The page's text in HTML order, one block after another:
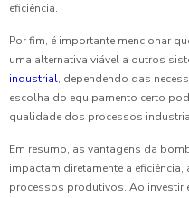
eficiência.
Por fim, é importante mencionar
uma alternativa viável a outros
industrial, dependendo das
escolha do equipamento certo
qualidade dos processos
Em resumo, as vantagens da
impactam diretamente a
processos produtivos. Ao investir